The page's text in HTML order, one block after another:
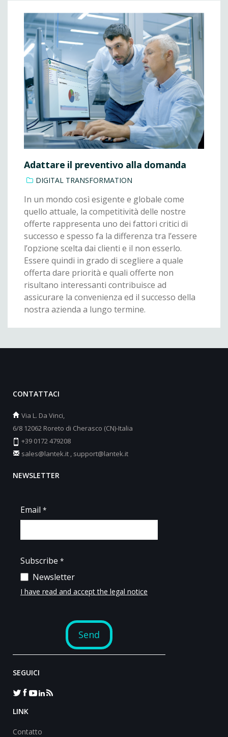
Adattare il preventivo alla domanda
DIGITAL TRANSFORMATION
In un mondo così esigente e globale come
quello attuale, la competitività delle nostre
offerte rappresenta uno dei fattori critici di
successo e spesso fa la differenza tra l’essere
l’opzione scelta dai clienti e il non esserlo.
Essere quindi in grado di scegliere a quale
offerta dare priorità e quali offerte non
risultano interessanti contribuisce ad
assicurare la convenienza ed il successo della
nostra azienda a lungo termine.
CONTATTACI
Via L. Da Vinci,
6/8 12062 Roreto di Cherasco (CN)-Italia
+39 0172 479208
sales@lantek.it , support@lantek.it
NEWSLETTER
SEGUICI
LINK
Contatto